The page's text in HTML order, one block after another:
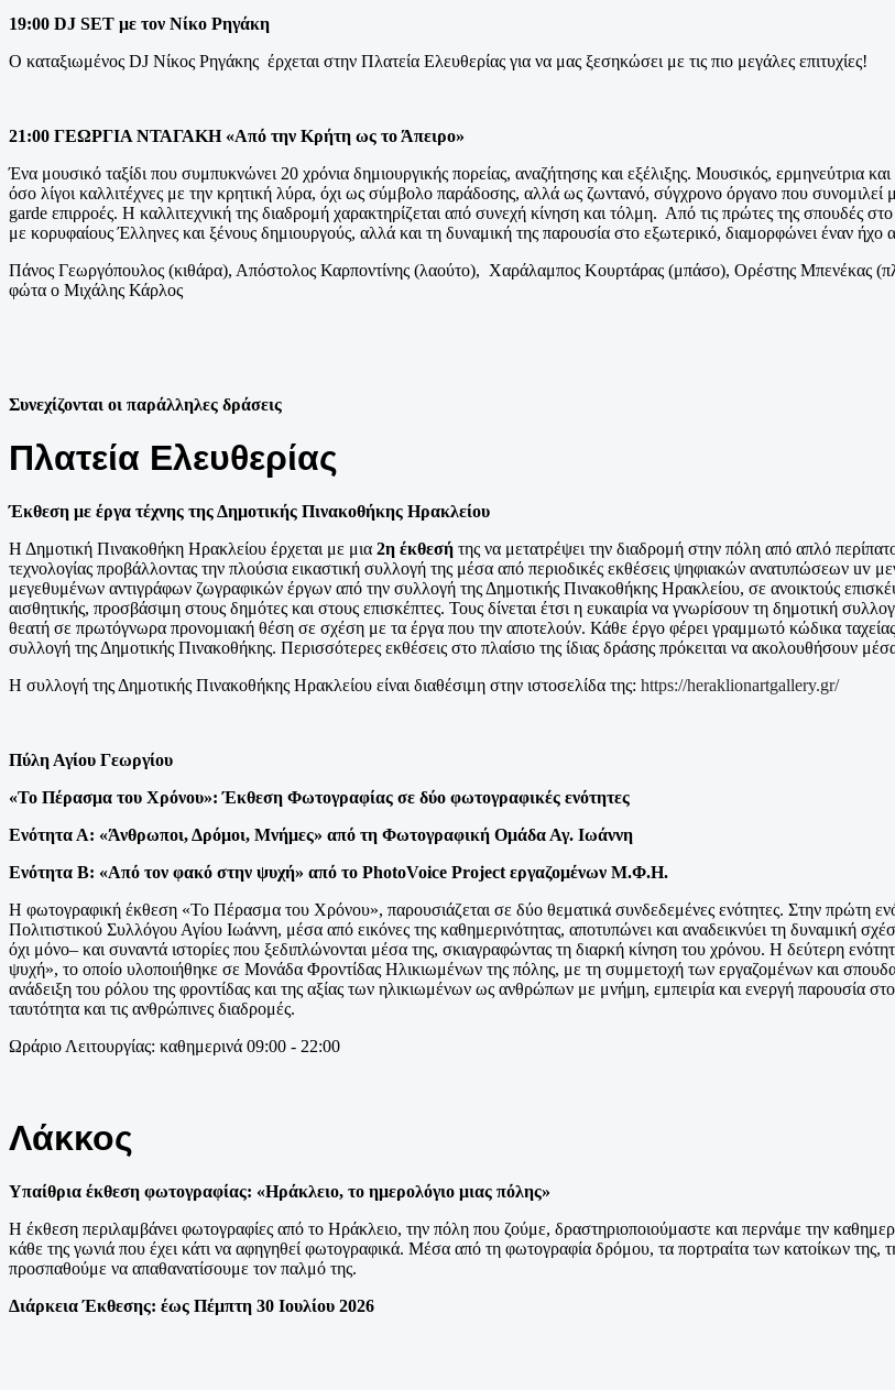
19:00 DJ SET με τον Νίκο Ρηγάκη
Ο καταξιωμένος DJ Νίκος Ρηγάκης έρχεται στην Πλατεία Ελευθερίας για να μας ξεσηκώσει με τις πιο μεγάλες επιτυχίες!
21:00 ΓΕΩΡΓΙΑ ΝΤΑΓΑΚH «Από την Κρήτη ως το Άπειρο»
Ένα μουσικό ταξίδι που συμπυκνώνει 20 χρόνια δημιουργικής πορείας, αναζήτησης και εξέλιξης. Μουσικός, ερμηνεύτρια
όσο λίγοι καλλιτέχνες με την κρητική λύρα, όχι ως σύμβολο παράδοσης, αλλά ως ζωντανό, σύγχρονο όργανο που
garde επιρροές. Η καλλιτεχνική της διαδρομή χαρακτηρίζεται από συνεχή κίνηση και τόλμη. Από τις πρώτες της σπουδές
με κορυφαίους Έλληνες και ξένους δημιουργούς, αλλά και τη δυναμική της παρουσία στο εξωτερικό, διαμορφώνει έναν
Πάνος Γεωργόπουλος (κιθάρα), Απόστολος Καρποντίνης (λαούτο), Χαράλαμπος Κουρτάρας (μπάσο), Ορέστης Μπενέκας
φώτα ο Μιχάλης Κάρλος
Συνεχίζονται οι παράλληλες δράσεις
Πλατεία Ελευθερίας
Έκθεση με έργα τέχνης της Δημοτικής Πινακοθήκης Ηρακλείου
Η Δημοτική Πινακοθήκη Ηρακλείου έρχεται με μια 2η έκθεσή της να μετατρέψει την διαδρομή στην πόλη από απλό
τεχνολογίας προβάλλοντας την πλούσια εικαστική συλλογή της μέσα από περιοδικές εκθέσεις ψηφιακών ανατυπώσεων uv
μεγεθυμένων αντιγράφων ζωγραφικών έργων από την συλλογή της Δημοτικής Πινακοθήκης Ηρακλείου, σε ανοικτούς
αισθητικής, προσβάσιμη στους δημότες και στους επισκέπτες. Τους δίνεται έτσι η ευκαιρία να γνωρίσουν τη δημοτική
θεατή σε πρωτόγνωρα προνομιακή θέση σε σχέση με τα έργα που την αποτελούν. Κάθε έργο φέρει γραμμωτό κώδικα
συλλογή της Δημοτικής Πινακοθήκης. Περισσότερες εκθέσεις στο πλαίσιο της ίδιας δράσης πρόκειται να ακολουθήσουν
Η συλλογή της Δημοτικής Πινακοθήκης Ηρακλείου είναι διαθέσιμη στην ιστοσελίδα της: https://heraklionartgallery.gr/
Πύλη Αγίου Γεωργίου
«Το Πέρασμα του Χρόνου»: Έκθεση Φωτογραφίας σε δύο φωτογραφικές ενότητες
Ενότητα Α: «Άνθρωποι, Δρόμοι, Μνήμες» από τη Φωτογραφική Ομάδα Αγ. Ιωάννη
Ενότητα Β: «Από τον φακό στην ψυχή» από το PhotoVoice Project εργαζομένων Μ.Φ.Η.
Η φωτογραφική έκθεση «Το Πέρασμα του Χρόνου», παρουσιάζεται σε δύο θεματικά συνδεδεμένες ενότητες. Στην πρώτη
Πολιτιστικού Συλλόγου Αγίου Ιωάννη, μέσα από εικόνες της καθημερινότητας, αποτυπώνει και αναδεικνύει τη δυναμική
όχι μόνο– και συναντά ιστορίες που ξεδιπλώνονται μέσα της, σκιαγραφώντας τη διαρκή κίνηση του χρόνου. Η δεύτερη
ψυχή», το οποίο υλοποιήθηκε σε Μονάδα Φροντίδας Ηλικιωμένων της πόλης, με τη συμμετοχή των εργαζομένων και
ανάδειξη του ρόλου της φροντίδας και της αξίας των ηλικιωμένων ως ανθρώπων με μνήμη, εμπειρία και ενεργή παρουσία
ταυτότητα και τις ανθρώπινες διαδρομές.
Ωράριο Λειτουργίας: καθημερινά 09:00 - 22:00
Λάκκος
Υπαίθρια έκθεση φωτογραφίας: «Ηράκλειο, το ημερολόγιο μιας πόλης»
Η έκθεση περιλαμβάνει φωτογραφίες από το Ηράκλειο, την πόλη που ζούμε, δραστηριοποιούμαστε και περνάμε την
κάθε της γωνιά που έχει κάτι να αφηγηθεί φωτογραφικά. Μέσα από τη φωτογραφία δρόμου, τα πορτραίτα των κατοίκων
προσπαθούμε να απαθανατίσουμε τον παλμό της.
Διάρκεια Έκθεσης: έως Πέμπτη 30 Ιουλίου 2026